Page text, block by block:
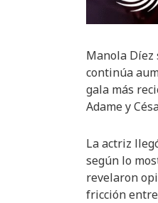
Manola
continúa
gala más
Adame y
La actriz
según lo
revelaron
fricción